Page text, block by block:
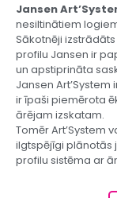
Jansen
nesiltinātiem
Sākotnēji
profilu Jansen ir
un apstiprināta
Jansen
ir īpaši piemērota
ārējam izskatam.
Tomēr Art’System
ilgtspējīgi plānotās
profilu sistēma ar